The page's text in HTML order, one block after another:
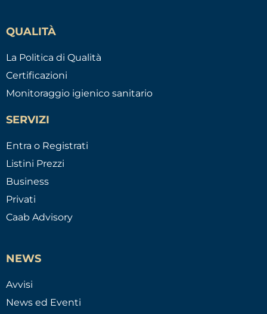
QUALITÀ
La Politica di Qualità
Certificazioni
Monitoraggio igienico sanitario
SERVIZI
Entra o Registrati
Listini Prezzi
Business
Privati
Caab Advisory
NEWS
Avvisi
News ed Eventi